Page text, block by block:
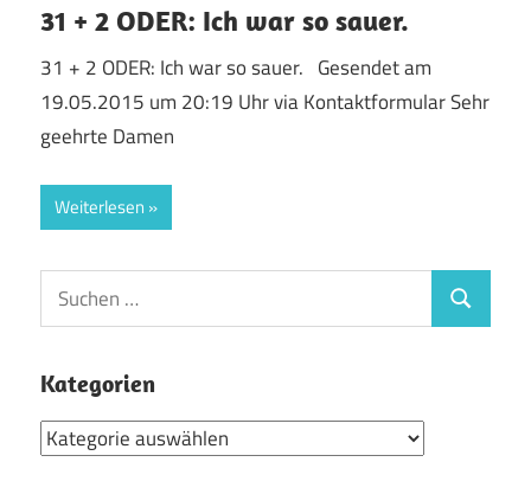
31 + 2 ODER: Ich war so sauer.
31 + 2 ODER: Ich war so sauer. Gesendet am
19.05.2015 um 20:19 Uhr via Kontaktformular Sehr
geehrte Damen
Weiterlesen
Suchen
nach:
Suchen
Kategorien
Kategorien